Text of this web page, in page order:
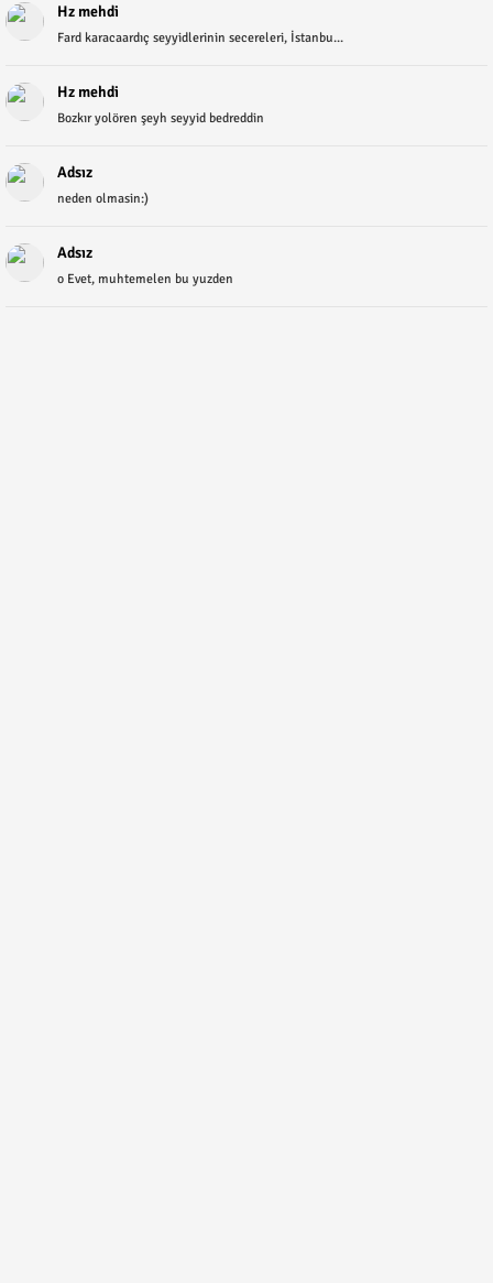
Hz mehdi
Fard karacaardıç seyyidlerinin secereleri, İstanbu...
Hz mehdi
Bozkır yolören şeyh seyyid bedreddin
Adsız
neden olmasin:)
Adsız
o Evet, muhtemelen bu yuzden